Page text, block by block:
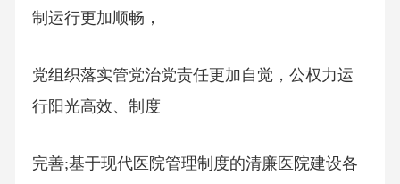
制运行更加顺畅，
党组织落实管党治党责任更加自觉，公权力运
行阳光高效、制度
完善;基于现代医院管理制度的清廉医院建设各